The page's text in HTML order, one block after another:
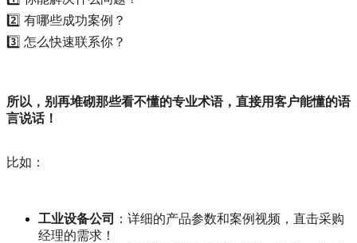
2️⃣ 有哪些成功案例？
3️⃣ 怎么快速联系你？
所以，别再堆砌那些看不懂的专业术语，直接用客户能懂的语
言说话！
比如：
工业设备公司
：详细的产品参数和案例视频，直击采购
经理的需求！